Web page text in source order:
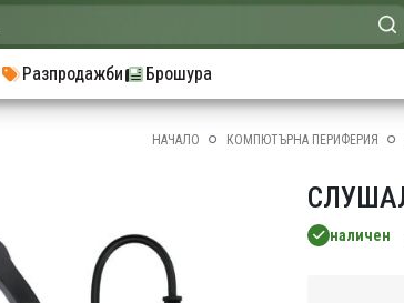
Разпродажби Брошура
НАЧАЛО КОМПЮТЪРНА ПЕРИФЕРИЯ
наличен